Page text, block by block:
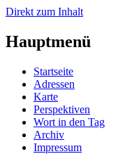
Direkt zum Inhalt
Hauptmenü
Startseite
Adressen
Karte
Perspektiven
Wort in den Tag
Archiv
Impressum